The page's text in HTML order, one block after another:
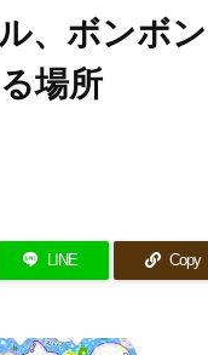
、ボンボン
場所
LINE Copy